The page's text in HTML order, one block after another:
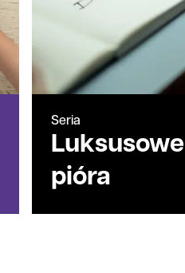
Seria
Luksusowe
pióra